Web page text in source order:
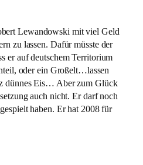
Lewandowski mit viel Geld
zu lassen. Dafür müsste der
er auf deutschem Territorium
oder ein Großelt…lassen
dünnes Eis… Aber zum Glück
auch nicht. Er darf noch
haben. Er hat 2008 für